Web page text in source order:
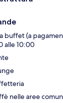
buffet (a
alle 10:00
nelle aree